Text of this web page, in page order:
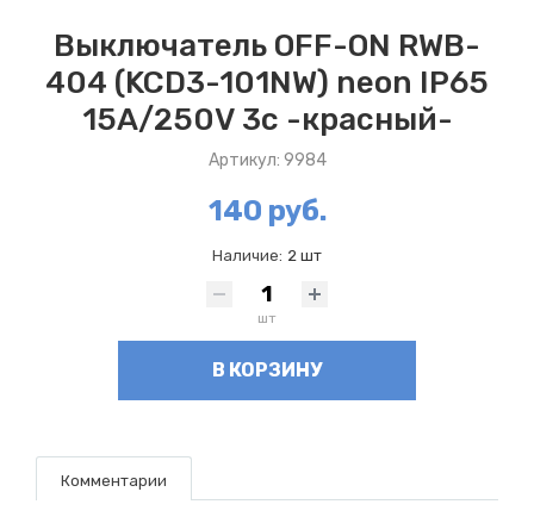
Выключатель OFF-ON RWB-
404 (KCD3-101NW) neon IP65
15A/250V 3c -красный-
Артикул: 9984
140 руб.
Наличие: 2 шт
шт
В КОРЗИНУ
Комментарии